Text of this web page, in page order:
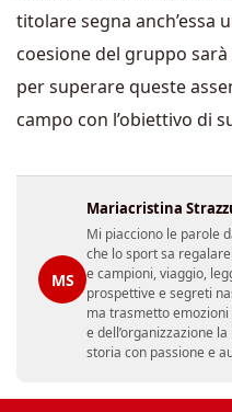
titolare segna anch’essa
coesione del gruppo
per superare queste
campo con l’obiettivo di
MS
Mariacristina
Mi piacciono le parole
che lo sport sa
e campioni, viaggio,
prospettive e segreti
ma trasmetto
e dell’organizzazione
storia con passione e